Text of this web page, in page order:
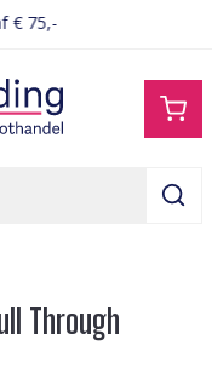
€ 75,-
Through